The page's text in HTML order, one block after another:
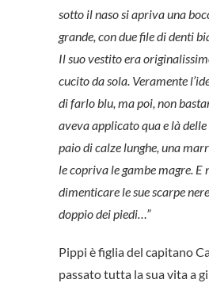
sotto il naso si apriva una
grande, con due file di denti
Il suo vestito era
cucito da sola. Veramente
di farlo blu, ma poi, non
aveva applicato qua e là delle
paio di calze lunghe, una
le copriva le gambe magre. E
dimenticare le sue scarpe
doppio dei piedi…”
Pippi è figlia del capitano
passato tutta la sua vita a